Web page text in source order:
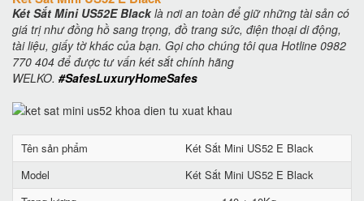
Két Sắt Mini US52E Blacklà nơi an toàn để giữ những tài sản có
giá trị như đồng hồ sang trọng, đồ trang sức, điện thoại di động,
tài liệu, giấy tờ khác của bạn. Gọi cho chúng tôi qua Hotline 0982
770 404 để được tư vấn két sắt chính hãng
WELKO. #SafesLuxuryHomeSafes
Tên sản phẩm
Két Sắt Mini US52 E Black
Model
Két Sắt Mini US52 E Black